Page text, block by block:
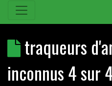
traqueurs
inconnus 4 sur